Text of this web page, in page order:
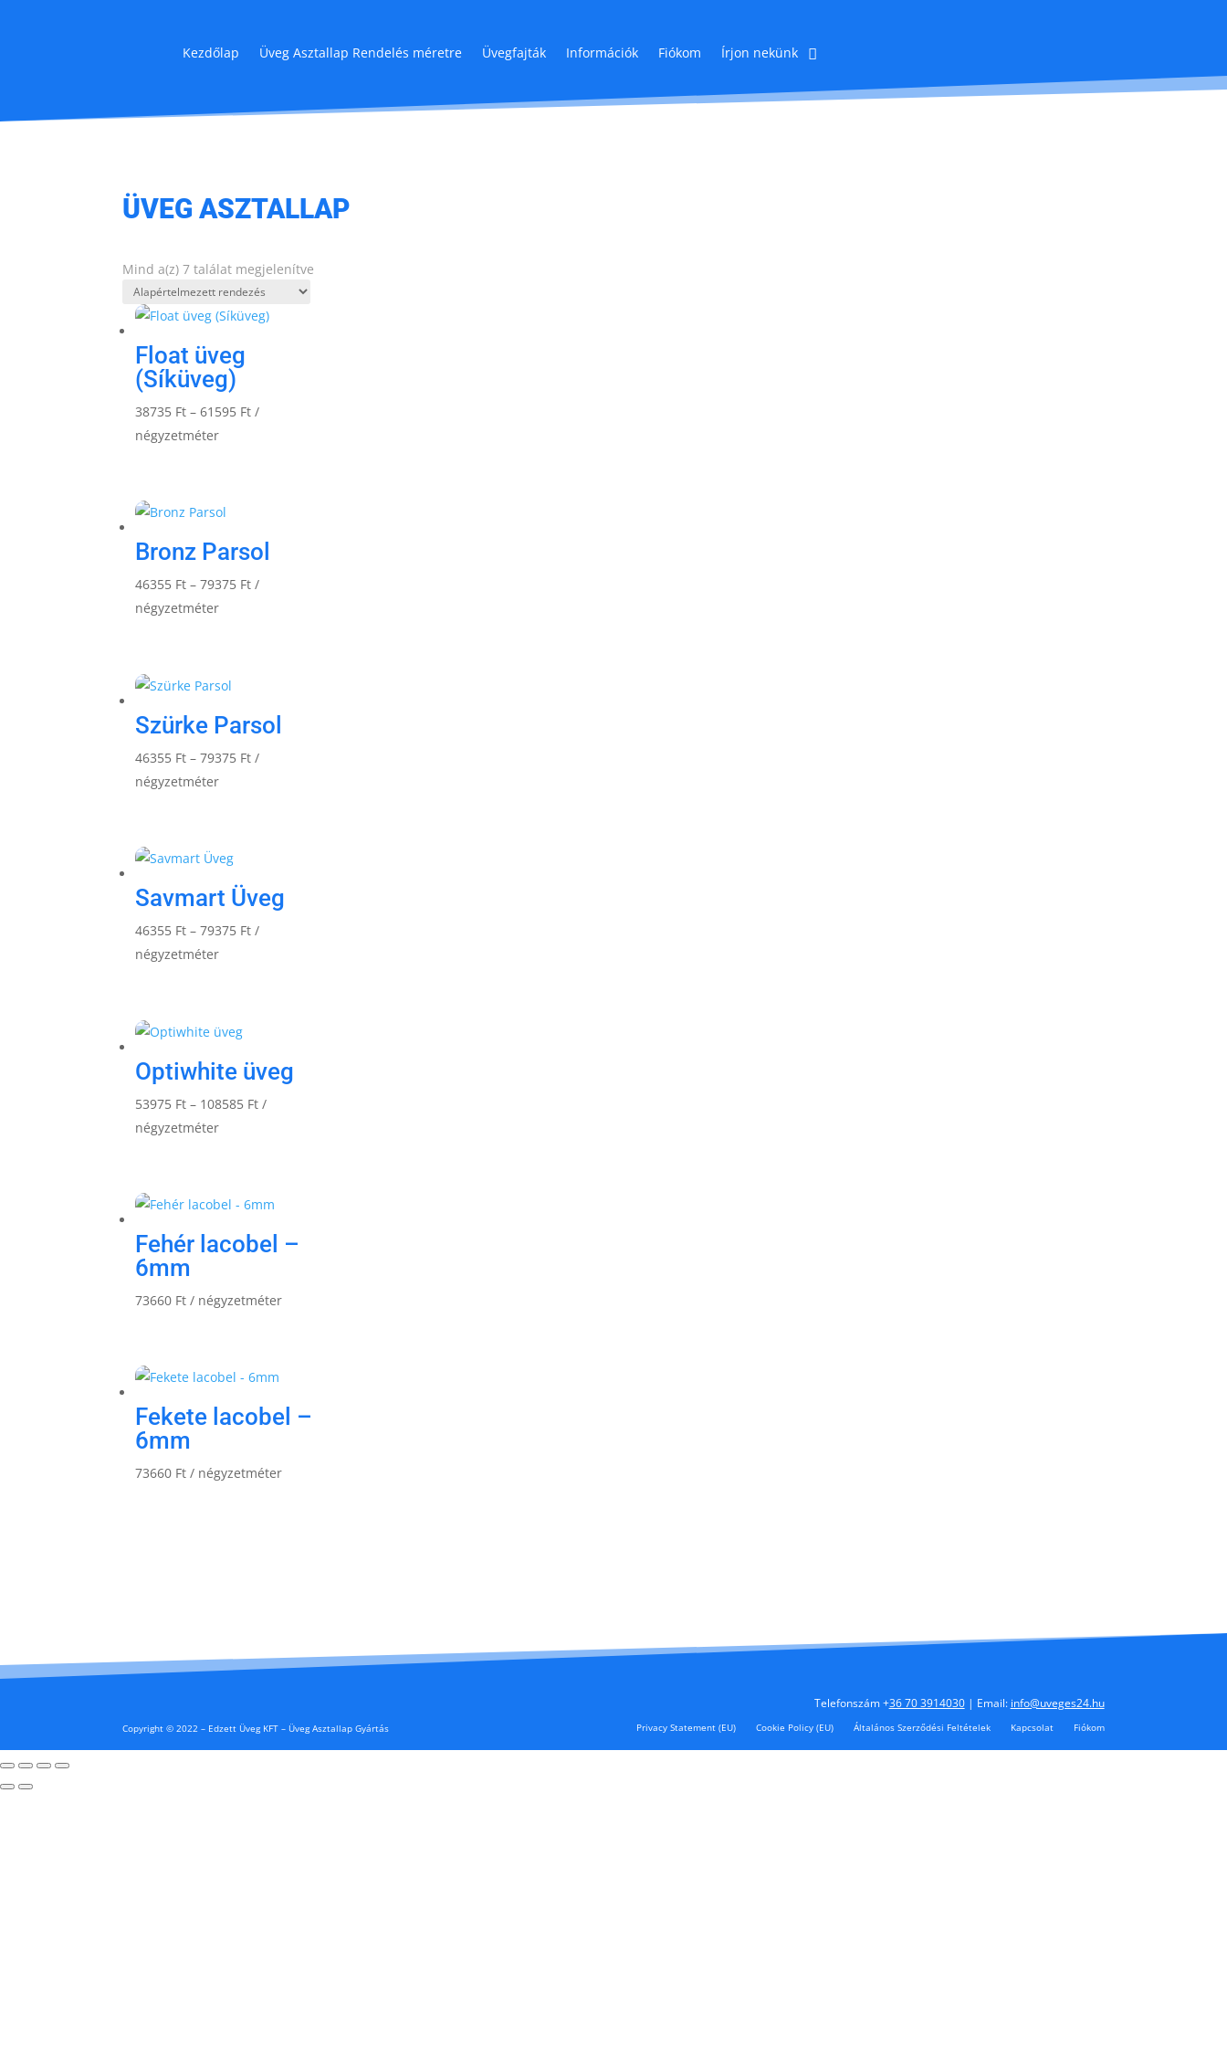
Kezdőlap Üveg Asztallap Rendelés méretre Üvegfajták Információk Fiókom Írjon nekünk
ÜVEG ASZTALLAP
Mind a(z) 7 találat megjelenítve
Float üveg
(Síküveg)
38735 Ft – 61595 FtÁrtartomány:
/
négyzetméter
Bronz Parsol
46355 Ft – 79375 FtÁrtartomány:
/
négyzetméter
Szürke Parsol
46355 Ft – 79375 FtÁrtartomány:
/
négyzetméter
Savmart Üveg
46355 Ft – 79375 FtÁrtartomány:
/
négyzetméter
Optiwhite üveg
53975 Ft – 108585 FtÁrtartomány:
/
négyzetméter
Fehér lacobel –
6mm
73660 Ft / négyzetméter
Fekete lacobel –
6mm
73660 Ft / négyzetméter
Telefonszám +36 70 3914030| Email: info@uveges24.hu
Copyright © 2022 – Edzett Üveg KFT – Üveg Asztallap Gyártás Privacy Statement (EU) Cookie Policy (EU) Általános Szerződési Feltételek Kapcsolat Fiókom